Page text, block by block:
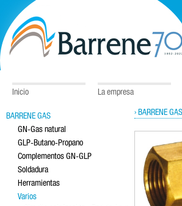
Inicio La empresa
BARRENE GAS
GN-Gas natural
GLP-Butano-Propano
Complementos GN-GLP
Soldadura
Herramientas
Varios
› BARRENE GAS